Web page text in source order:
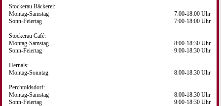
Stockerau Bäckerei:
Montag-Samstag
7:00-18:00 Uhr
Sonn-Feiertag
7:00-18:00 Uhr
Stockerau Café:
Montag-Samstag
Sonn-Feiertag
8:00-18:30 Uhr
9:00-18:30 Uhr
Hernals:
Montag-Sonntag
8:00-18:30 Uhr
Perchtoldsdorf:
Montag-Samstag
Sonn-Feiertag
8:00-18:30 Uhr
9:00-18:30 Uhr